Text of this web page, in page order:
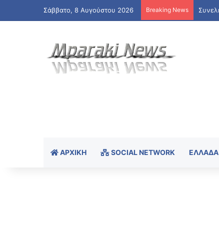
Σάββατο, 8 Αυγούστου 2026 Breaking News
ΑΡΧΙΚΉ SOCIAL NETWORK ΕΛΛΆΔΑ